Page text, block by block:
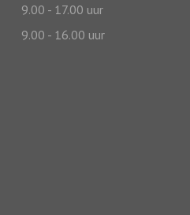
9.00 - 17.00 uur
9.00 - 16.00 uur